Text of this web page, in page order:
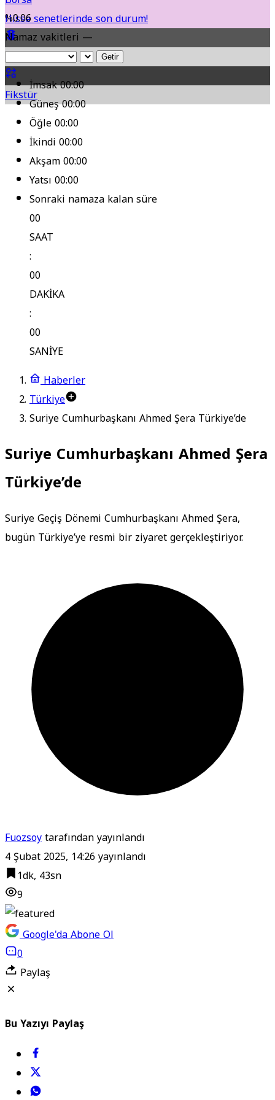
Hisse senetlerinde son durum!
Yol Durumu
Fikstür
%0.06
Namaz vakitleri —
Getir
İmsak00:00
Güneş00:00
Öğle00:00
İkindi00:00
Akşam00:00
Yatsı00:00
Sonraki namaza kalan süre
00
SAAT
:
00
DAKİKA
:
00
SANİYE
Haberler
Türkiye
Suriye Cumhurbaşkanı Ahmed Şera Türkiye’de
Suriye Cumhurbaşkanı Ahmed Şera
Türkiye’de
Suriye Geçiş Dönemi Cumhurbaşkanı Ahmed Şera,
bugün Türkiye’ye resmi bir ziyaret gerçekleştiriyor.
Fuozsoytarafından yayınlandı
4 Şubat 2025, 14:26yayınlandı
1dk, 43sn
9
Google'da Abone Ol
0
Paylaş
Bu Yazıyı Paylaş